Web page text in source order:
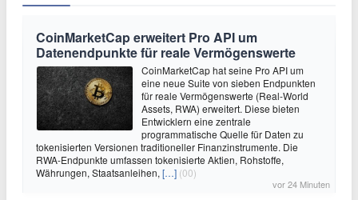
CoinMarketCap erweitert Pro API um
Datenendpunkte für reale Vermögenswerte
CoinMarketCap hat seine Pro API um
eine neue Suite von sieben Endpunkten
für reale Vermögenswerte (Real-World
Assets, RWA) erweitert. Diese bieten
Entwicklern eine zentrale
programmatische Quelle für Daten zu
tokenisierten Versionen traditioneller Finanzinstrumente. Die
RWA-Endpunkte umfassen tokenisierte Aktien, Rohstoffe,
Währungen, Staatsanleihen, […] (00)
vor 24 Minuten